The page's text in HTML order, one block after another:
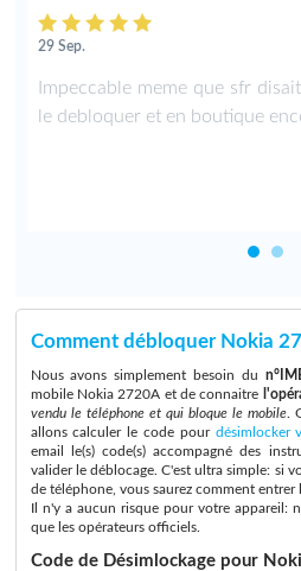
29 Sep.
Impeccable meme que sfr
le debloquer et en boutique
Comment débloquer Nokia
Nous avons simplement besoin du
mobile Nokia 2720A et de connaitre
vendu le téléphone et qui bloque le mobile .
allons calculer le code pour désimlocker
email le(s) code(s) accompagné des
valider le déblocage. C'est ultra simple: si
de téléphone, vous saurez comment entrer
Il n'y a aucun risque pour votre appareil:
que les opérateurs officiels.
Code de Désimlockage pour